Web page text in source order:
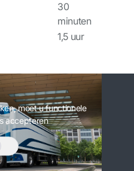
30
minuten
1,5 uur
moet u functionele
accepteren